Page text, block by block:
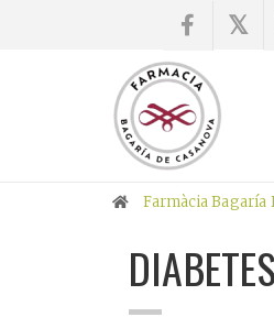
Compra
FarmaciaFarmàcia Bagaría